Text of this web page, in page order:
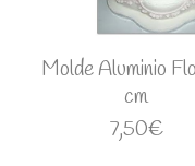
Molde Aluminio
cm
7,50€